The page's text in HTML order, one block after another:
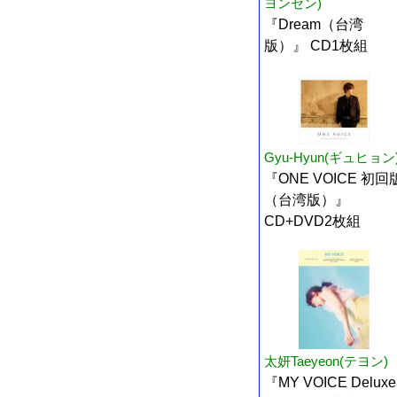
『Dream（台湾
版）』 CD1枚組
Gyu-Hyun(ギュヒョ
『ONE VOICE 初回
（台湾版）』
CD+DVD2枚組
太妍Taeyeon(テヨン)
『MY VOICE Deluxe